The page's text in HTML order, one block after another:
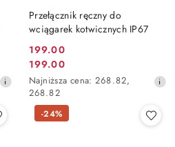
Przełącznik ręczny do
wciągarek kotwicznych IP67
Cena
promocyjna:
199.00
Cena
promocyjna:
199.00
Najniższa
cena
30
Najniższa cena: 268.82,
268.82
-24%